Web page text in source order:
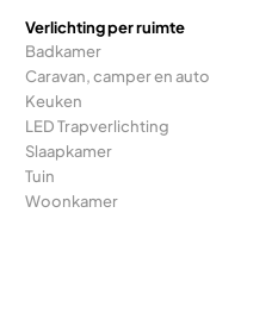
Verlichting per ruimte
Badkamer
Caravan, camper en auto
Keuken
LED Trapverlichting
Slaapkamer
Tuin
Woonkamer